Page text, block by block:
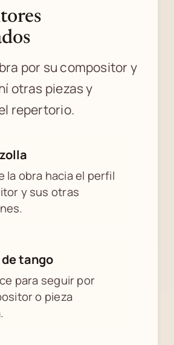
por su compositor y
otras piezas y
repertorio.
la obra hacia el perfil
y sus otras
tango
para seguir por
o pieza